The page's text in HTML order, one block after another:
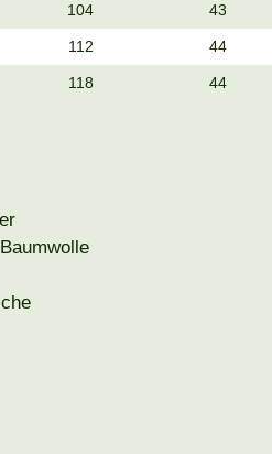
104 43
112 44
118 44